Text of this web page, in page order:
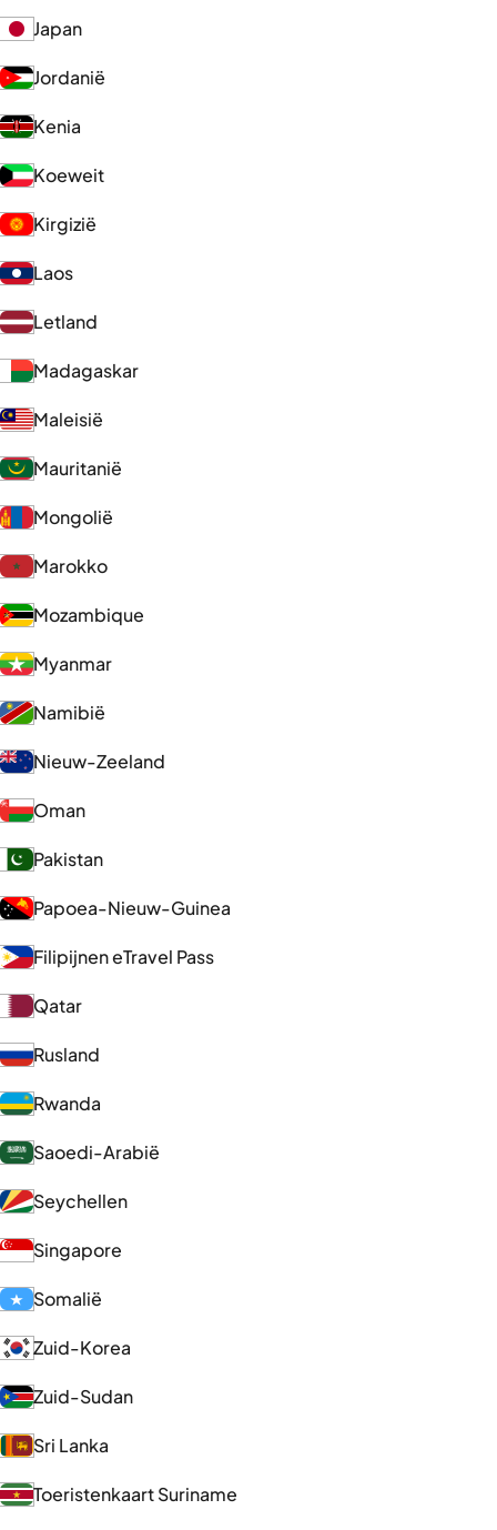
Japan
Jordanië
Kenia
Koeweit
Kirgizië
Laos
Letland
Madagaskar
Maleisië
Mauritanië
Mongolië
Marokko
Mozambique
Myanmar
Namibië
Nieuw-Zeeland
Oman
Pakistan
Papoea-Nieuw-Guinea
Filipijnen eTravel Pass
Qatar
Rusland
Rwanda
Saoedi-Arabië
Seychellen
Singapore
Somalië
Zuid-Korea
Zuid-Sudan
Sri Lanka
Toeristenkaart Suriname